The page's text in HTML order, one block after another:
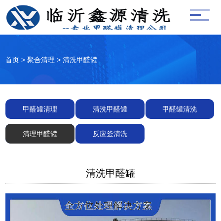
首页 >聚合清理 >清洗甲醛罐
甲醛罐清理 清洗甲醛罐 甲醛罐清洗
清理甲醛罐 反应釜清洗
清洗甲醛罐